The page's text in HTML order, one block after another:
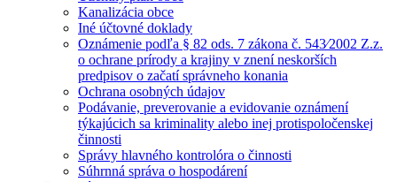
Kanalizácia obce
Iné účtovné doklady
Oznámenie podľa § 82 ods. 7 zákona č. 543⁄2002 Z.z.
o ochrane prírody a krajiny v znení neskorších
predpisov o začatí správneho konania
Ochrana osobných údajov
Podávanie, preverovanie a evidovanie oznámení
týkajúcich sa kriminality alebo inej protispoločenskej
činnosti
Správy hlavného kontrolóra o činnosti
Súhrnná správa o hospodárení